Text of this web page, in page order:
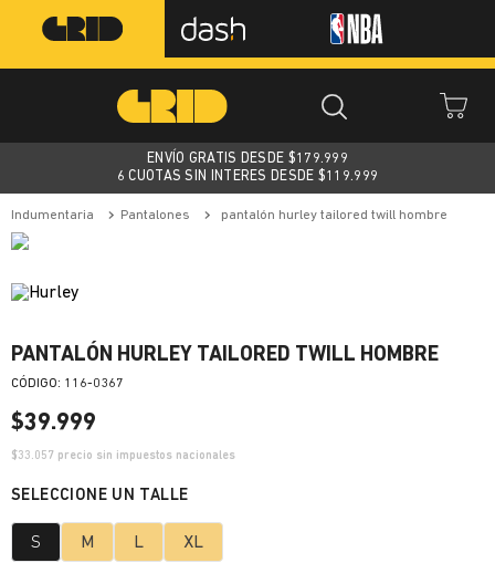
ENVÍO GRATIS DESDE $179.999
6 CUOTAS SIN INTERES DESDE $119.999
indumentaria pantalones pantalón hurley tailored twill hombre
PANTALÓN HURLEY TAILORED TWILL HOMBRE
: 116-0367
$39.999
$33.057 precio sin impuestos nacionales
S M L XL